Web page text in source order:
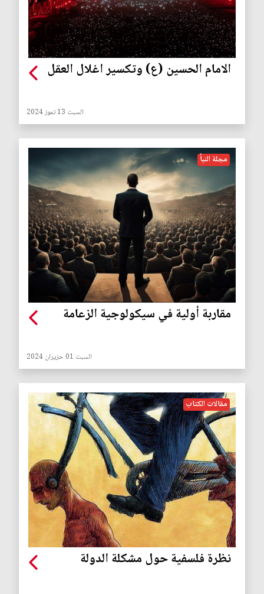
الامام الحسين (ع) وتكسير اغلال العقل
السبت 13 تموز 2024
مجلة النبأ
مقاربة أولية في سيكولوجية الزعامة
السبت 01 حزيران 2024
مقالات الكتاب
نظرة فلسفية حول مشكلة الدولة